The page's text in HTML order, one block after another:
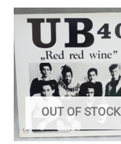
OUT OF STOCK